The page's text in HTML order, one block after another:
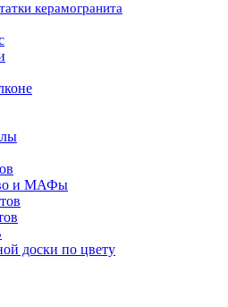
керамогранита
и МАФы
доски по цвету